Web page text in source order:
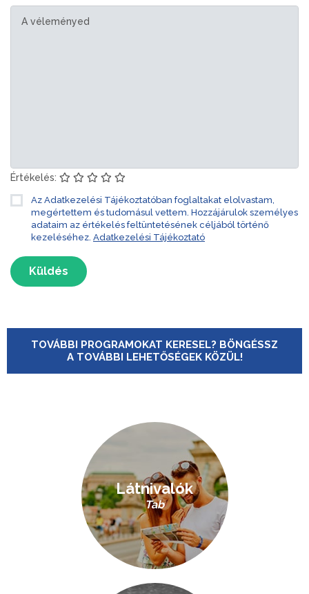
Értékelés:
Az Adatkezelési Tájékoztatóban foglaltakat elolvastam,
megértettem és tudomásul vettem. Hozzájárulok személyes
adataim az értékelés feltüntetésének céljából történő
kezeléséhez. Adatkezelési Tájékoztató
Küldés
TOVÁBBI PROGRAMOKAT KERESEL? BÖNGÉSSZ
A TOVÁBBI LEHETŐSÉGEK KÖZÜL!
Látnivalók
Tab